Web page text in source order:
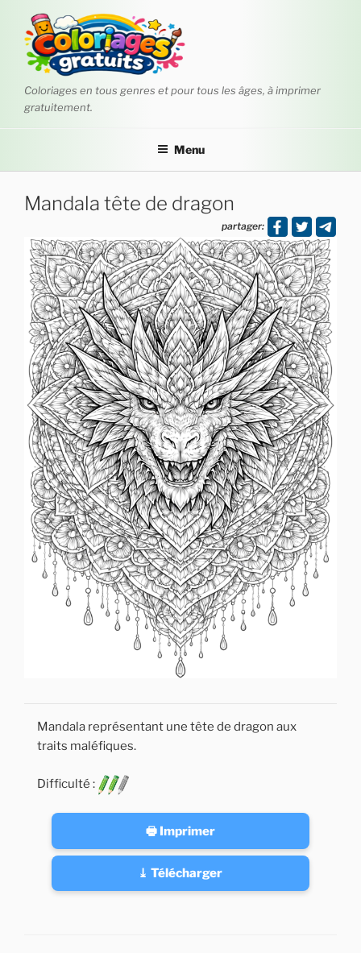
contenu
principal
Coloriages en tous genres et pour tous les âges, à imprimer
gratuitement.
Menu
Mandala tête de dragon
partager:
Mandala représentant une tête de dragon aux
traits maléfiques.
Difficulté :
🖶 Imprimer
⤓ Télécharger